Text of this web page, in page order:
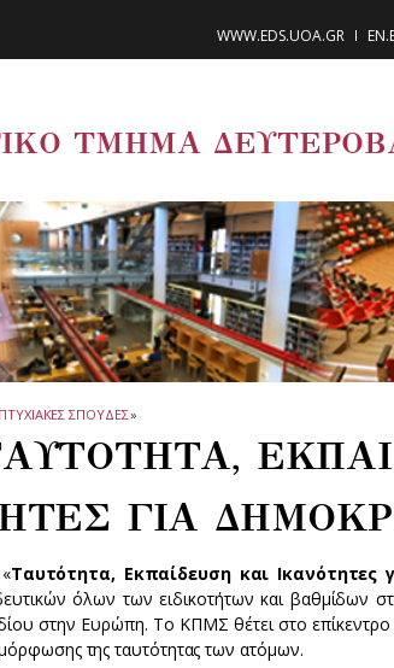
WWW.EDS.UOA.GR
ΤΜΗΜΑ
ΣΠΟΥΔΕΣ»
ΓΙΑ
Ταυτότητα, Εκπαίδευση και Ικανότητες
όλων των ειδικοτήτων και βαθμίδων
στην Ευρώπη. Το ΚΠΜΣ θέτει στο επίκεντρο
της ταυτότητας των ατόμων.